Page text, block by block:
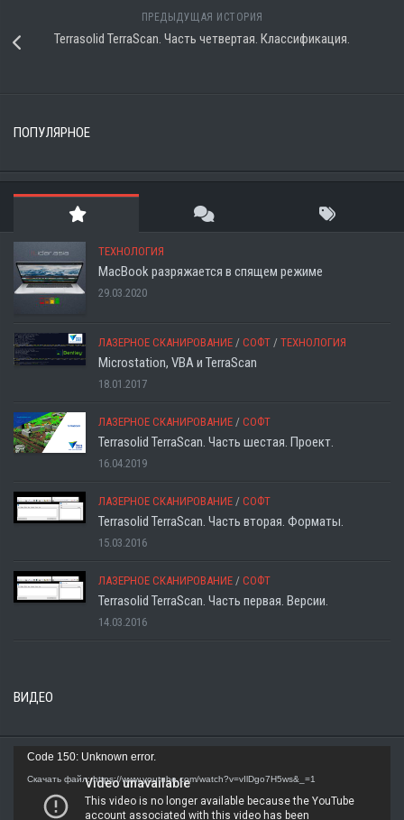
ПРЕДЫДУЩАЯ ИСТОРИЯ
Terrasolid TerraScan. Часть четвертая. Классификация.
ПОПУЛЯРНОЕ
ТЕХНОЛОГИЯ
MacBook разряжается в спящем режиме
29.03.2020
ЛАЗЕРНОЕ СКАНИРОВАНИЕ / СОФТ / ТЕХНОЛОГИЯ
Microstation, VBA и TerraScan
18.01.2017
ЛАЗЕРНОЕ СКАНИРОВАНИЕ / СОФТ
Terrasolid TerraScan. Часть шестая. Проект.
16.04.2019
ЛАЗЕРНОЕ СКАНИРОВАНИЕ / СОФТ
Terrasolid TerraScan. Часть вторая. Форматы.
15.03.2016
ЛАЗЕРНОЕ СКАНИРОВАНИЕ / СОФТ
Terrasolid TerraScan. Часть первая. Версии.
14.03.2016
ВИДЕО
Видеоплеер
Code 150: Unknown error.
Скачать файл: https://www.youtube.com/watch?v=vIlDgo7H5ws&_=1